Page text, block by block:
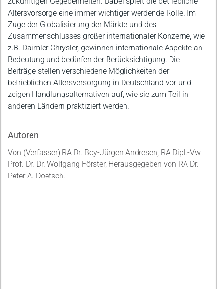
Altersvorsorge eine immer wichtiger werdende Rolle. Im
Zuge der Globalisierung der Märkte und des
Zusammenschlusses großer internationaler Konzerne, wie
z.B. Daimler Chrysler, gewinnen internationale Aspekte an
Bedeutung und bedürfen der Berücksichtigung. Die
Beiträge stellen verschiedene Möglichkeiten der
betrieblichen Altersversorgung in Deutschland vor und
zeigen Handlungsalternativen auf, wie sie zum Teil in
anderen Ländern praktiziert werden.
Autoren
Von (Verfasser) RA Dr. Boy-Jürgen Andresen, RA Dipl.-Vw.
Prof. Dr. Dr. Wolfgang Förster, Herausgegeben von RA Dr.
Peter A. Doetsch.